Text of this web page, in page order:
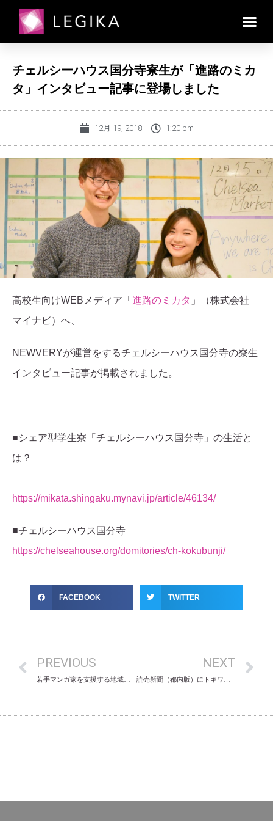
チェルシーハウス国分寺寮生が「進路のミカ
タ」インタビュー記事に登場しました
12月 19, 2018 1:20 pm
高校生向けWEBメディア「 進路のミカタ 」（株式会社
マイナビ）へ、
NEWVERYが運営をするチェルシーハウス国分寺の寮生
インタビュー記事が掲載されました。
■シェア型学生寮「チェルシーハウス国分寺」の生活と
は？
https://mikata.shingaku.mynavi.jp/article/46134/
■チェルシーハウス国分寺
https://chelseahouse.org/domitories/ch-kokubunji/
FACEBOOK TWITTER
PREVIOUS
若手マンガ家を支援する地域サポーターの募集を開始します
NEXT
読売新聞（都内版）にトキワ荘プロジェクトインタビュー記事が掲載されました